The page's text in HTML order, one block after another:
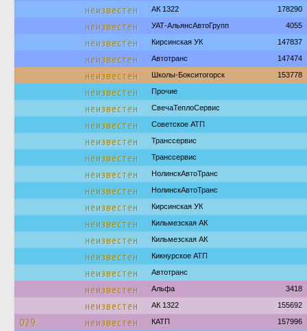
неизвестен АК 1322 178290
неизвестен УАТ-АльянсАвтоГрупп 4055
неизвестен Кирсинская УК 147837
неизвестен Автотранс 147474
неизвестен Школы-Бокситогорск 153778
неизвестен Прочие
неизвестен СвечаТеплоСервис
неизвестен Советское АТП
неизвестен Транссервис
неизвестен Транссервис
неизвестен НолинскАвтоТранс
неизвестен НолинскАвтоТранс
неизвестен Кирсинская УК
неизвестен Кильмезская АК
неизвестен Кильмезская АК
неизвестен Кикнурское АТП
неизвестен Автотранс
неизвестен Альфа 3418
неизвестен АК 1322 155692
029 неизвестен КАТП 157996